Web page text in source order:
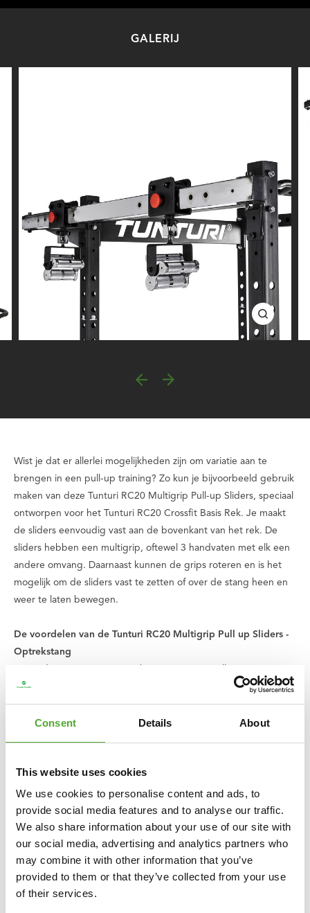
Consent Details About
This website uses cookies
We use cookies to personalise content and ads, to
provide social media features and to analyse our traffic.
We also share information about your use of our site with
our social media, advertising and analytics partners who
may combine it with other information that you’ve
provided to them or that they’ve collected from your use
of their services.
GALERIJ
Wist je dat er allerlei mogelijkheden zijn om variatie aan te
brengen in een pull-up training? Zo kun je bijvoorbeeld gebruik
maken van deze Tunturi RC20 Multigrip Pull-up Sliders, speciaal
ontworpen voor het Tunturi RC20 Crossfit Basis Rek. Je maakt
de sliders eenvoudig vast aan de bovenkant van het rek. De
sliders hebben een multigrip, oftewel 3 handvaten met elk een
andere omvang. Daarnaast kunnen de grips roteren en is het
mogelijk om de sliders vast te zetten of over de stang heen en
weer te laten bewegen.
De voordelen van de Tunturi RC20 Multigrip Pull up Sliders -
Optrekstang
✔ Multigrip: 3 handvaten met verschillende omvang
✔ Ideaal om alle spieren in jouw bovenlichaam te trainen
✔ Vergroot de mogelijkheden van het Tunturi RC20 Basis Rek
Bestel dan deze Tunturi RC20 Multigrip Pull-up Sliders!
Specificaties:
• Accessoire voor het Tunturi RC20 Crossfit Basis Rek
• Kleur: Zwart
• Materiaal: Staal
• L:158,2 B:41 H:36 cm
• Gewicht: 23,8 kg